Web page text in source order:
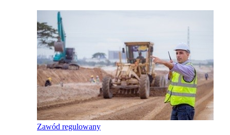
Zawód regulowany